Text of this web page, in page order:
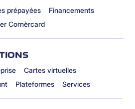
prépayées
Financements
Cornèrcard
Cartes virtuelles
Plateformes Services